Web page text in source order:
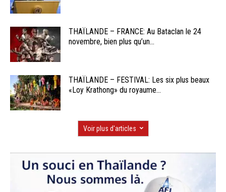
THAÏLANDE – FRANCE: Au Bataclan le 24
novembre, bien plus qu’un...
THAÏLANDE – FESTIVAL: Les six plus beaux
«Loy Krathong» du royaume...
Voir plus d'articles